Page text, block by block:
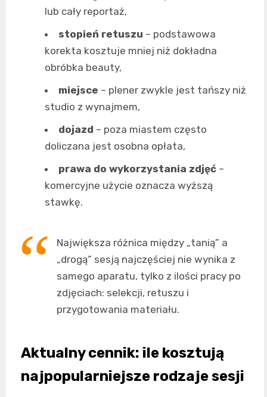
lub cały reportaż,
stopień retuszu – podstawowa
korekta kosztuje mniej niż dokładna
obróbka beauty,
miejsce – plener zwykle jest tańszy niż
studio z wynajmem,
dojazd – poza miastem często
doliczana jest osobna opłata,
prawa do wykorzystania zdjęć –
komercyjne użycie oznacza wyższą
stawkę.
Największa różnica między „tanią” a
„drogą” sesją najczęściej nie wynika z
samego aparatu, tylko z ilości pracy po
zdjęciach: selekcji, retuszu i
przygotowania materiału.
Aktualny cennik: ile kosztują
najpopularniejsze rodzaje sesji